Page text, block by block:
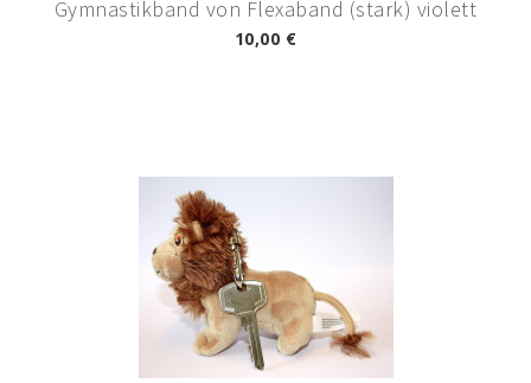
Gymnastikband von Flexaband (stark) violett
10,00 €